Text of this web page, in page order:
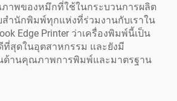
าพของหมึกที่ใช้ในกระบวนการผลิต
สำนักพิมพ์ทุกแห่งที่ร่วมงานกับเราใน
Edge Printer ว่าเครื่องพิมพ์นี้เป็น
สุดในอุตสาหกรรม และยังมี
ด้านคุณภาพการพิมพ์และมาตรฐาน